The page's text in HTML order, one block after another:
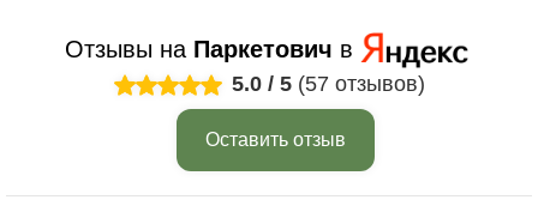
Отзывы на Паркетович в
5.0 / 5 (57 отзывов)
Оставить отзыв